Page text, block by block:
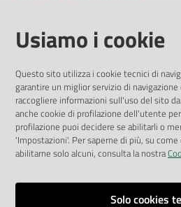
Amministrazione Trasparente
Pubblicità legale
Privacy Policy
Attuazione Misure PNRR
Liste di Attesa
ENTI, IMPRESE E PARTNER
Fatturazione Elettronica
Usiamo i cookie
Questo sito utilizza i cookie tecnici di
garantire un miglior servizio di
raccogliere informazioni sull'uso del sito
anche cookie di profilazione dell'utente
profilazione puoi decidere se abilitarli o
'Impostazioni'. Per saperne di più, su
abilitarne solo alcuni, consulta la nostra
Solo cookies